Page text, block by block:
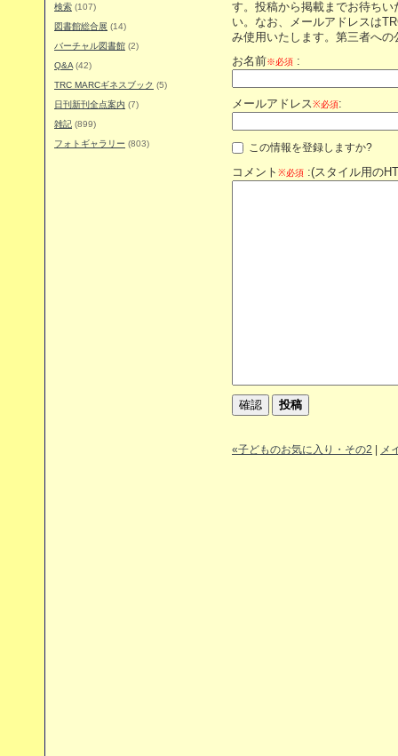
検索 (107)
図書館総合展 (14)
バーチャル図書館 (2)
Q&A (42)
TRC MARCギネスブック (5)
日刊新刊全点案内 (7)
雑記 (899)
フォトギャラリー (803)
す。投稿から掲載までお待ち
い。なお、メールアドレスは
み使用いたします。第三者へ
お名前※必須 :
メールアドレス※必須:
この情報を登録しますか?
コメント ※必須 :(スタイル用の
«子どものお気に入り・その2 メ